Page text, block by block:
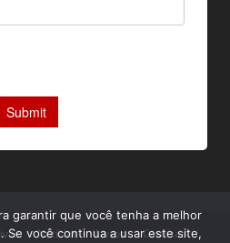
Notícias Livros Camisas
garantir que você tenha a melhor
Se você continua a usar este site,